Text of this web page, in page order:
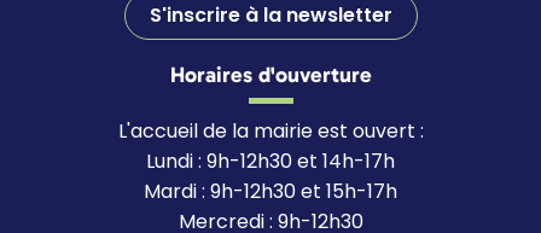
S'inscrire à la newsletter
Horaires d'ouverture
L'accueil de la mairie est ouvert :
Lundi : 9h-12h30 et 14h-17h
Mardi : 9h-12h30 et 15h-17h
Mercredi : 9h-12h30